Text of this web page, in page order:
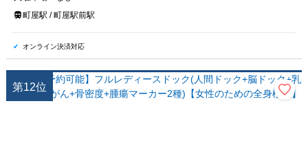
町屋駅 / 町屋駅前駅
オンライン決済対応
第12位